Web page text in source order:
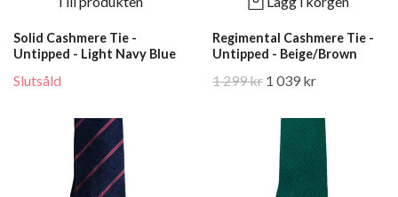
Solid Cashmere Tie -
Untipped - Light Navy Blue
Slutsåld
Regimental Cashmere Tie -
Untipped - Beige/Brown
1 299 kr 1 039 kr